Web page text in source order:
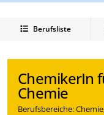
Berufsliste
ChemikerIn
Chemie
Berufsbereiche: